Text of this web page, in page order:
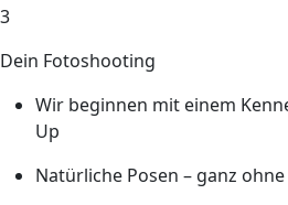
3
Dein Fotoshooting
Wir beginnen mit einem
Up
Natürliche Posen – ganz